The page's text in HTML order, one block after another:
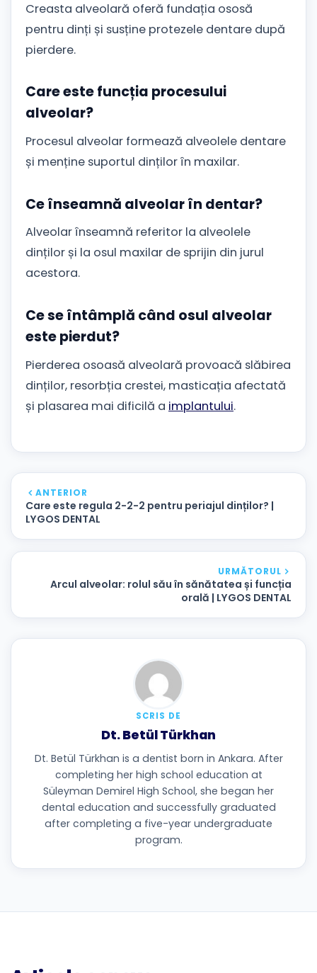
Creasta alveolară oferă fundația ososă
pentru dinți și susține protezele dentare după
pierdere.
Care este funcția procesului
alveolar?
Procesul alveolar formează alveolele dentare
și menține suportul dinților în maxilar.
Ce înseamnă alveolar în dentar?
Alveolar înseamnă referitor la alveolele
dinților și la osul maxilar de sprijin din jurul
acestora.
Ce se întâmplă când osul alveolar
este pierdut?
Pierderea osoasă alveolară provoacă slăbirea
dinților, resorbția crestei, masticația afectată
și plasarea mai dificilă a implantului.
ANTERIOR
Care este regula 2-2-2 pentru periajul dinților? |
LYGOS DENTAL
URMĂTORUL
Arcul alveolar: rolul său în sănătatea și funcția
orală | LYGOS DENTAL
SCRIS DE
Dt. Betül Türkhan
Dt. Betül Türkhan is a dentist born in Ankara. After
completing her high school education at
Süleyman Demirel High School, she began her
dental education and successfully graduated
after completing a five-year undergraduate
program.